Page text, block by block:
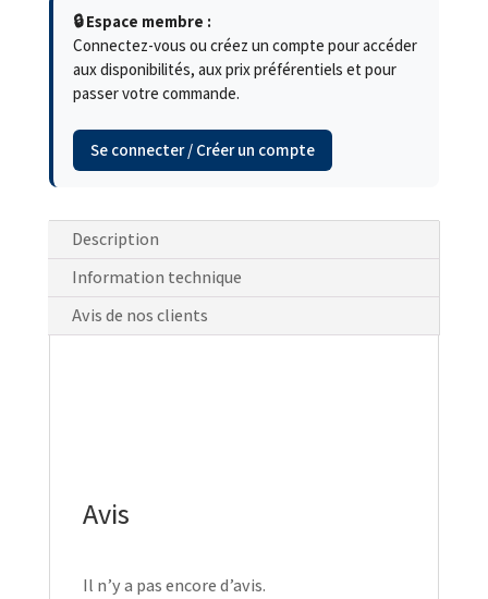
🔒 Espace membre :
Connectez-vous ou créez un compte pour accéder
aux disponibilités, aux prix préférentiels et pour
passer votre commande.
Se connecter / Créer un compte
Description
Information technique
Avis de nos clients
Avis
Il n’y a pas encore d’avis.